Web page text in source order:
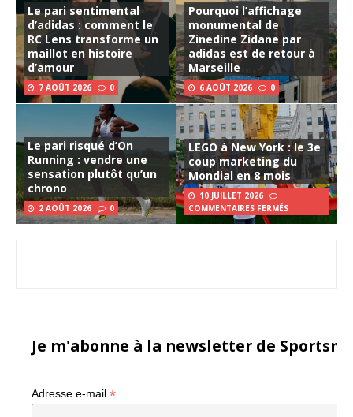
Le pari sentimental
d’adidas : comment le
RC Lens transforme un
maillot en histoire
d’amour
7 AOÛT 2026 0
Pourquoi l’affichage
monumental de
Zinedine Zidane par
adidas est de retour à
Marseille
6 AOÛT 2026 0
Le pari risqué d’On
Running : vendre une
sensation plutôt qu’un
chrono
2 AOÛT 2026 0
LEGO à New York : le 3e
coup marketing du
Mondial en 8 mois
10 JUILLET 2026
COMMENTAIRES FERMÉS
Je m'abonne à la newsletter de
Adresse e-mail *